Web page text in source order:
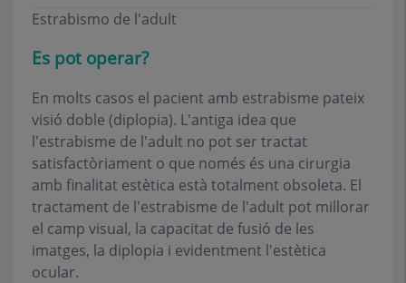
Estrabismo de l'adult
Es pot operar?
En molts casos el pacient amb estrabisme pateix
visió doble (diplopia). L'antiga idea que
l'estrabisme de l'adult no pot ser tractat
satisfactòriament o que només és una cirurgia
amb finalitat estètica està totalment obsoleta. El
tractament de l'estrabisme de l'adult pot millorar
el camp visual, la capacitat de fusió de les
imatges, la diplopia i evidentment l'estètica
ocular.